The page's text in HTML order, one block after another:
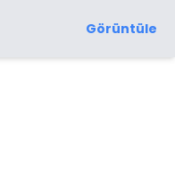
Görüntüle